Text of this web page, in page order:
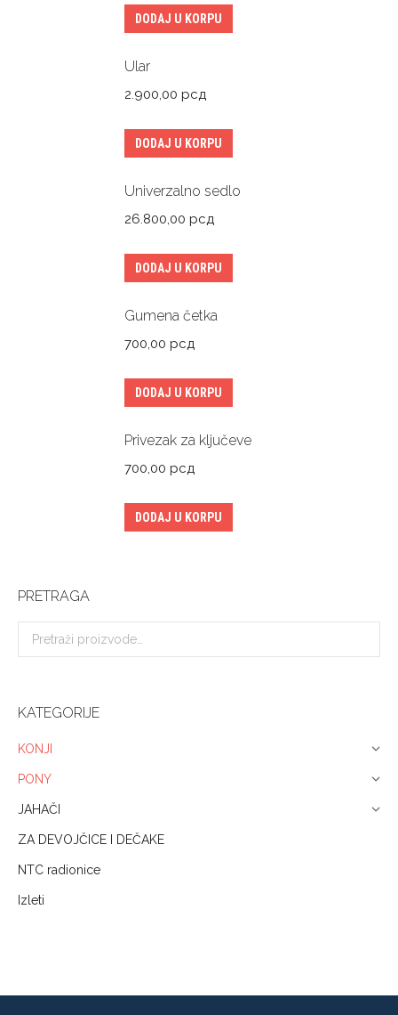
DODAJ U KORPU
Ular
2.900,00 рсд
DODAJ U KORPU
Univerzalno sedlo
26.800,00 рсд
DODAJ U KORPU
Gumena četka
700,00 рсд
DODAJ U KORPU
Privezak za ključeve
700,00 рсд
DODAJ U KORPU
PRETRAGA
KATEGORIJE
KONJI
PONY
JAHAČI
ZA DEVOJČICE I DEČAKE
NTC radionice
Izleti